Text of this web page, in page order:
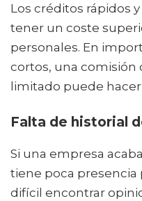
Los créditos rápidos
tener un coste
personales. En
cortos, una
limitado puede hacer
Falta de historial
Si una empresa
tiene poca presencia
difícil encontrar